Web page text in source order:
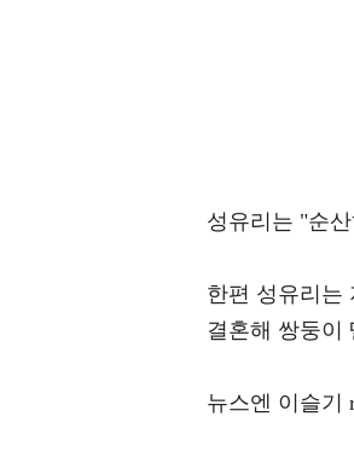
성유리는 "순
한편 성유리는
결혼해 쌍둥이
뉴스엔 이슬기